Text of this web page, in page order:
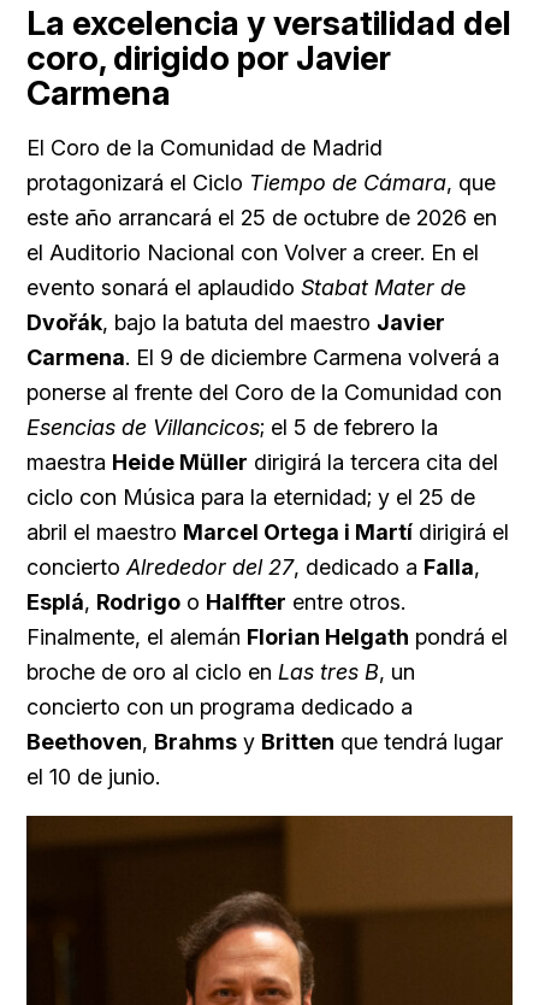
La excelencia y versatilidad del
coro, dirigido por Javier
Carmena
El Coro de la Comunidad de Madrid
protagonizará el Ciclo Tiempo de Cámara, que
este año arrancará el 25 de octubre de 2026 en
el Auditorio Nacional con Volver a creer. En el
evento sonará el aplaudido Stabat Mater de
Dvořák, bajo la batuta del maestro Javier
Carmena. El 9 de diciembre Carmena volverá a
ponerse al frente del Coro de la Comunidad con
Esencias de Villancicos; el 5 de febrero la
maestra Heide Müller dirigirá la tercera cita del
ciclo con Música para la eternidad; y el 25 de
abril el maestro Marcel Ortega i Martí dirigirá el
concierto Alrededor del 27, dedicado a Falla,
Esplá, Rodrigo o Halffter entre otros.
Finalmente, el alemán Florian Helgath pondrá el
broche de oro al ciclo en Las tres B, un
concierto con un programa dedicado a
Beethoven, Brahms y Britten que tendrá lugar
el 10 de junio.